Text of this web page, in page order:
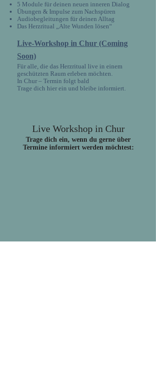
5 Module für deinen neuen inneren Dialog
Übungen & Impulse zum Nachspüren
Audiobegleitungen für deinen Alltag
Das Herzritual „Alte Wunden lösen“
Live-Workshop in Chur (Coming
Soon)
Für alle, die das Herzritual live in einem
geschützten Raum erleben möchten.
In Chur – Termin folgt bald
Trage dich hier ein und bleibe informiert.
Live Workshop in Chur
Trage dich ein, wenn du gerne über
Termine informiert werden möchtest: